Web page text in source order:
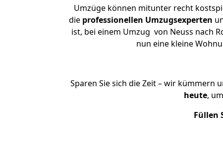
Umzüge können mitunter recht
die professionellen Umzugsexperten
ist, bei einem Umzug von Neuss nach
nun eine kleine
Sparen Sie sich die Zeit – wir kümmern
heute,
Füllen